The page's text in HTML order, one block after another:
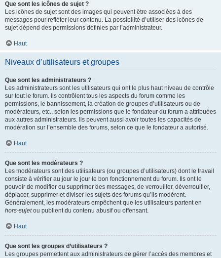
Que sont les icônes de sujet ?
Les icônes de sujet sont des images qui peuvent être associées à des
messages pour refléter leur contenu. La possibilité d’utiliser des icônes de
sujet dépend des permissions définies par l’administrateur.
Haut
Niveaux d’utilisateurs et groupes
Que sont les administrateurs ?
Les administrateurs sont les utilisateurs qui ont le plus haut niveau de contrôle
sur tout le forum. Ils contrôlent tous les aspects du forum comme les
permissions, le bannissement, la création de groupes d’utilisateurs ou de
modérateurs, etc., selon les permissions que le fondateur du forum a attribuées
aux autres administrateurs. Ils peuvent aussi avoir toutes les capacités de
modération sur l’ensemble des forums, selon ce que le fondateur a autorisé.
Haut
Que sont les modérateurs ?
Les modérateurs sont des utilisateurs (ou groupes d’utilisateurs) dont le travail
consiste à vérifier au jour le jour le bon fonctionnement du forum. Ils ont le
pouvoir de modifier ou supprimer des messages, de verrouiller, déverrouiller,
déplacer, supprimer et diviser les sujets des forums qu’ils modèrent.
Généralement, les modérateurs empêchent que les utilisateurs partent en
hors-sujetou publient du contenu abusif ou offensant.
Haut
Que sont les groupes d’utilisateurs ?
Les groupes permettent aux administrateurs de gérer l’accès des membres et